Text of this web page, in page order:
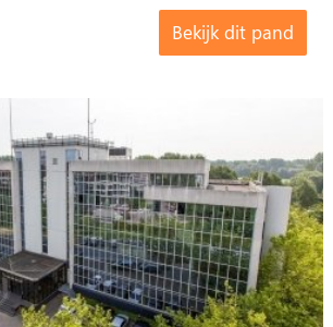
Bekijk dit pand